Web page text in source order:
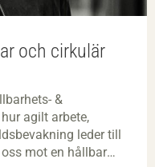
och cirkulär
&
agilt arbete,
leder till
mot en hållbar